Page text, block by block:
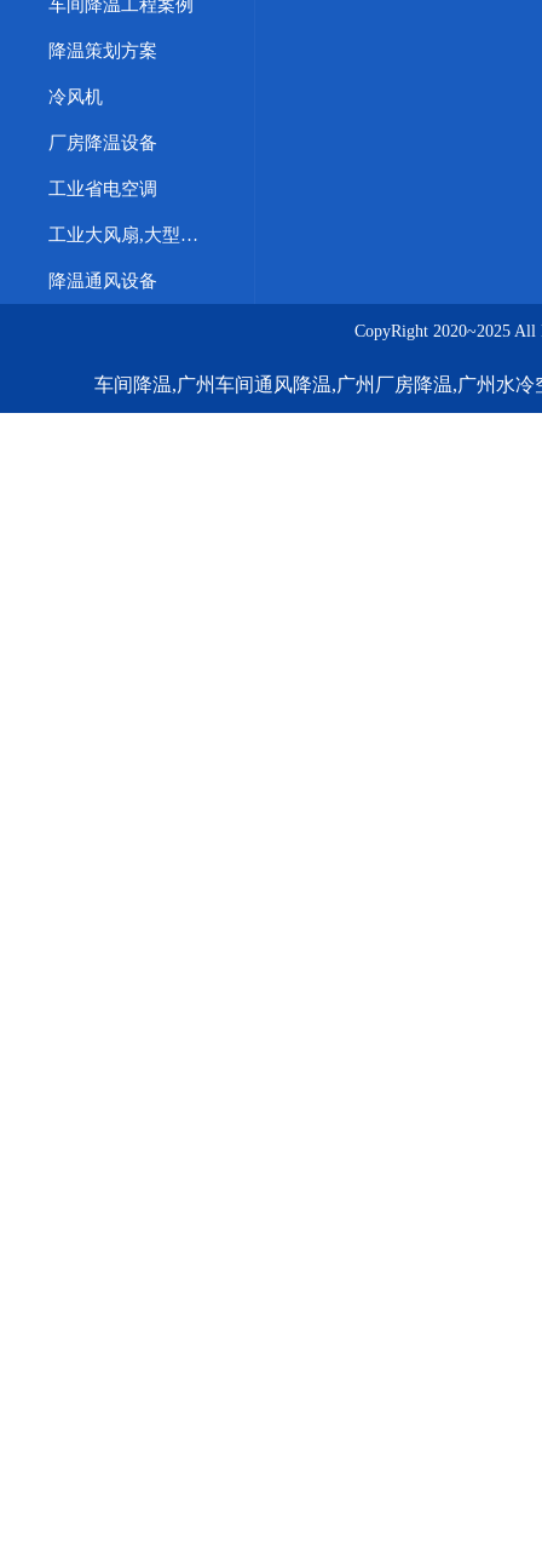
车间降温工程案例
降温策划方案
冷风机
厂房降温设备
工业省电空调
工业大风扇,大型直驱工业风扇,直驱工业风扇,工业大吊扇,大型工业节能风扇
降温通风设备
CopyRight 2020~2025
车间降温,广州车间通风降温,广州厂房降温,广州水